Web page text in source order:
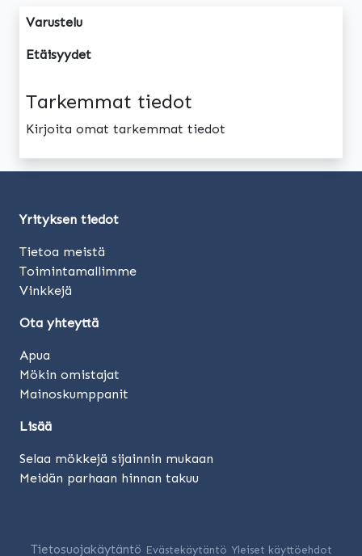
Varustelu
Etäisyydet
Tarkemmat tiedot
Kirjoita omat tarkemmat tiedot
Yrityksen tiedot
Tietoa meistä
Toimintamallimme
Vinkkejä
Ota yhteyttä
Apua
Mökin omistajat
Mainoskumppanit
Lisää
Selaa mökkejä sijainnin mukaan
Meidän parhaan hinnan takuu
Tietosuojakäytäntö Evästekäytäntö Yleiset käyttöehdot